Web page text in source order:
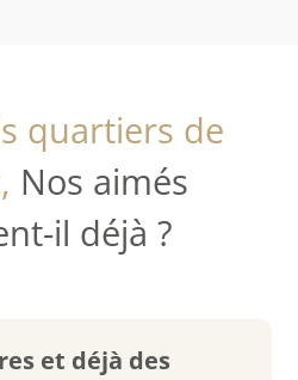
quartiers de
Nos aimés
il déjà ?
et déjà des